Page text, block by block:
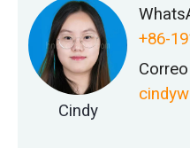
Cindy
+86-